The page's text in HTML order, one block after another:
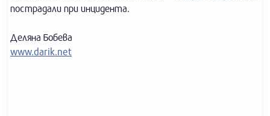
пострадали при инцидента.
Деляна Бобева
www.darik.net